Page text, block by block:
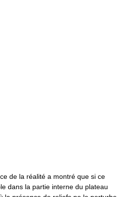
de la réalité a montré que si ce
dans la partie interne du plateau